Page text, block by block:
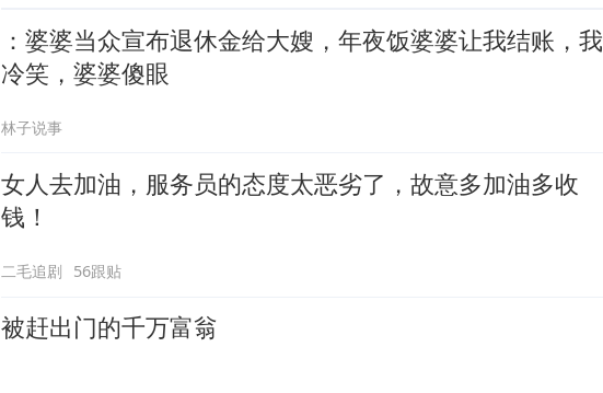
：婆婆当众宣布退休金给大嫂，年夜饭婆婆让我结账，我
冷笑，婆婆傻眼
林子说事
女人去加油，服务员的态度太恶劣了，故意多加油多收
钱！
二毛追剧 56跟贴
被赶出门的千万富翁